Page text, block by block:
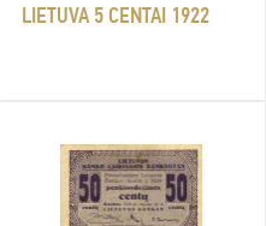
LIETUVA 5 CENTAI 1922